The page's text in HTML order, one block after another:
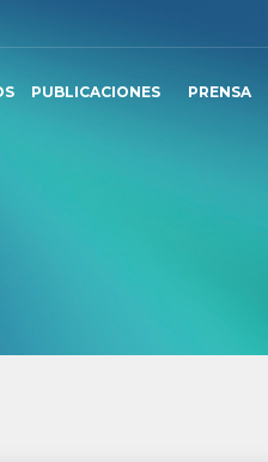
PUBLICACIONES PRENSA